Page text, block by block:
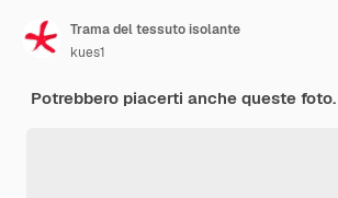
Trama del tessuto isolante
kues1
Potrebbero piacerti anche queste foto.